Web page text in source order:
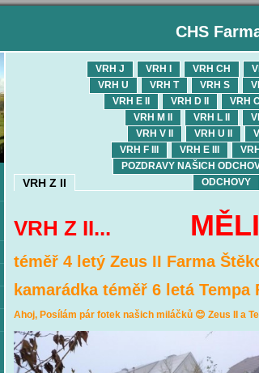
CHS
VRH Z II
VRH CH
VRH I
VRH J
VRH S
VRH T
VRH U
VRH C
VRH D II
VRH E II
VRH L II
VRH M II
VRH U II
VRH V II
VRH E III
VRH F III
POZDRAVY NAŠICH
ODCHOVY
VRH Z II...
téměř 4 letý Zeus II Farma
kamarádka téměř 6 letá Tempa
Ahoj, Posílám pár fotek našich miláčků 😊 Zeus II a